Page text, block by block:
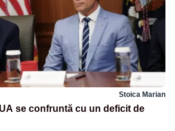
Stoica Marian
se confruntă cu un deficit de